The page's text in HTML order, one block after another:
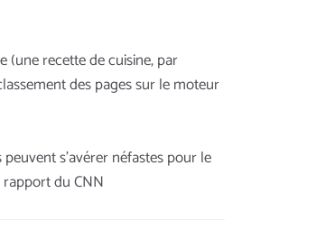
recette de cuisine, par
des pages sur le moteur
s’avérer néfastes pour le
du CNN